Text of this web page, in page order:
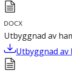
DOCX
Utbyggnad av
Utbyggnad